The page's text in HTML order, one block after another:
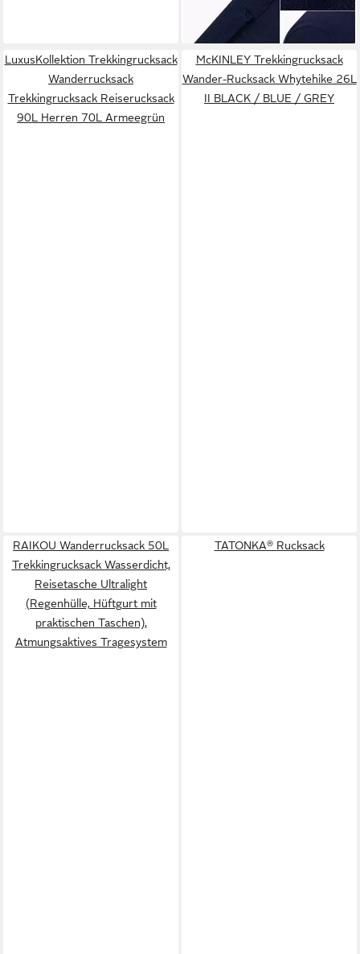
LuxusKollektion Trekkingrucksack
Wanderrucksack
Trekkingrucksack Reiserucksack
90L Herren 70L Armeegrün
McKINLEY Trekkingrucksack
Wander-Rucksack Whytehike 26L
II BLACK / BLUE / GREY
RAIKOU Wanderrucksack 50L
Trekkingrucksack Wasserdicht,
Reisetasche Ultralight
(Regenhülle, Hüftgurt mit
praktischen Taschen),
Atmungsaktives Tragesystem
TATONKA® Rucksack